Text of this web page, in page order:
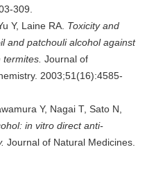
309.
Y, Laine RA. Toxicity and
and patchouli alcohol against
Journal of
2003;51(16):4585-
Y, Nagai T, Sato N,
in vitro direct anti-
Journal of Natural Medicines.